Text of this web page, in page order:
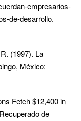
empresarios-
de-desarrollo.
(1997). La
México:
Fetch $12,400 in
de